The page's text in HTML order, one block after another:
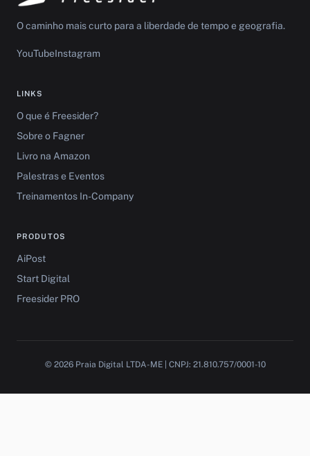
O caminho mais curto para a liberdade de tempo e geografia.
YouTubeInstagram
LINKS
O que é Freesider?
Sobre o Fagner
Livro na Amazon
Palestras e Eventos
Treinamentos In-Company
PRODUTOS
AiPost
Start Digital
Freesider PRO
© 2026 Praia Digital LTDA-ME | CNPJ: 21.810.757/0001-10